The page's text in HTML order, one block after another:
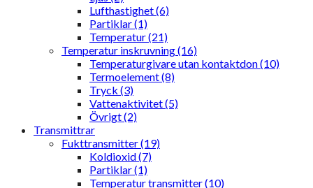
Lufthastighet (6)
Partiklar (1)
Temperatur (21)
Temperatur inskruvning (16)
Temperaturgivare utan kontaktdon (10)
Termoelement (8)
Tryck (3)
Vattenaktivitet (5)
Övrigt (2)
Transmittrar
Fukttransmitter (19)
Koldioxid (7)
Partiklar (1)
Temperatur transmitter (10)